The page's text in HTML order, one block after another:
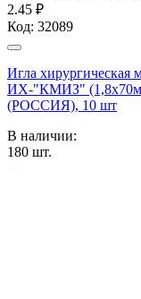
2.45 ₽
Код: 32089
Игла хирургическая
ИХ-"КМИЗ"
(РОССИЯ), 10 шт
В наличии:
180 шт.